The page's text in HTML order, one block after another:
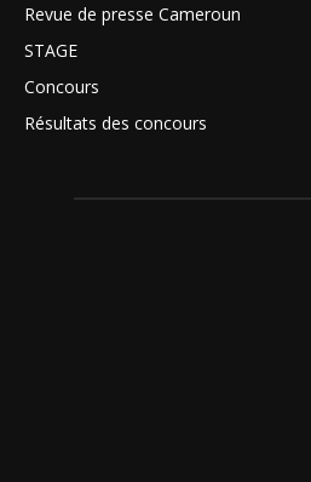
Revue de presse Cameroun
STAGE
Concours
Résultats des concours